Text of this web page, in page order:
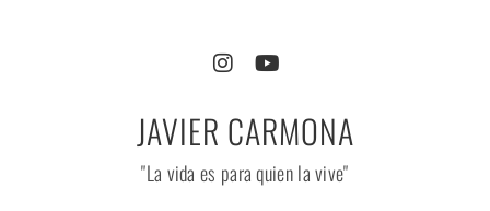
JAVIER CARMONA
"La vida es para quien la vive"